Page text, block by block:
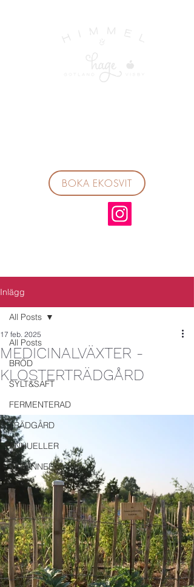
BOKA EKOSVIT
Inlägg
All Posts
BRÖD
SYLT&SAFT
FERMENTERAD
TRÄDGÅRD
ANNUELLER
PERENNER
All Posts
MEDICINALVÄXTER -
KLOSTERTRÄDGÅRD
17 feb. 2025